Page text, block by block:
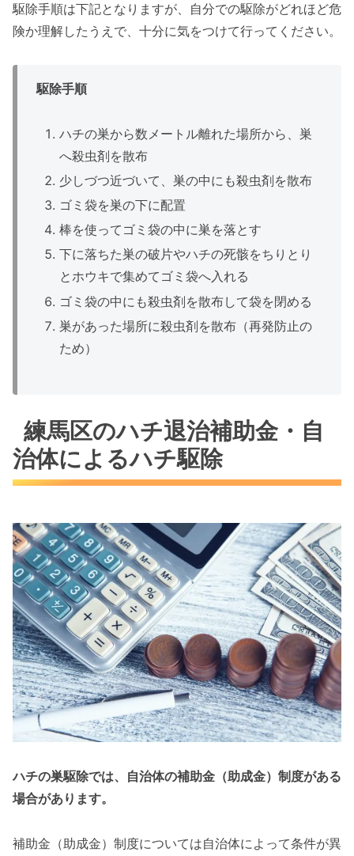
駆除手順は下記となりますが、自分での駆除がどれほど危
険か理解したうえで、十分に気をつけて行ってください。
駆除手順
ハチの巣から数メートル離れた場所から、巣
へ殺虫剤を散布
少しづつ近づいて、巣の中にも殺虫剤を散布
ゴミ袋を巣の下に配置
棒を使ってゴミ袋の中に巣を落とす
下に落ちた巣の破片やハチの死骸をちりとり
とホウキで集めてゴミ袋へ入れる
ゴミ袋の中にも殺虫剤を散布して袋を閉める
巣があった場所に殺虫剤を散布（再発防止の
ため）
練馬区のハチ退治補助金・自
治体によるハチ駆除
ハチの巣駆除では、自治体の補助金（助成金）制度がある
場合があります。
補助金（助成金）制度については自治体によって条件が異